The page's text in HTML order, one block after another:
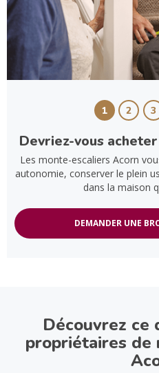
1 2 3
Devriez-vous
Les monte-escaliers Acorn
autonomie, conserver le plein
dans la maison
DEMANDER UNE
Découvrez ce
propriétaires de